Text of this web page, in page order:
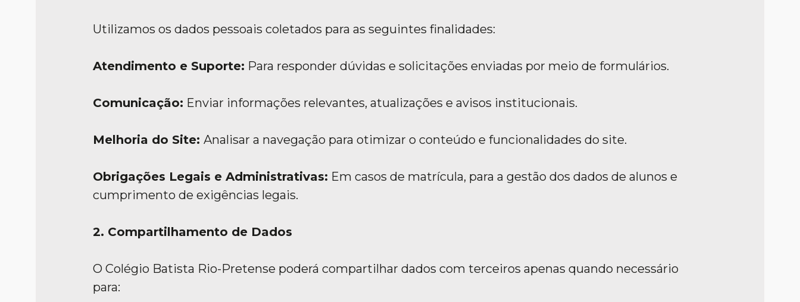
Utilizamos os dados pessoais coletados para as seguintes finalidades:
Atendimento e Suporte: Para responder dúvidas e solicitações enviadas por meio de formulários.
Comunicação: Enviar informações relevantes, atualizações e avisos institucionais.
Melhoria do Site: Analisar a navegação para otimizar o conteúdo e funcionalidades do site.
Obrigações Legais e Administrativas: Em casos de matrícula, para a gestão dos dados de alunos e
cumprimento de exigências legais.
2. Compartilhamento de Dados
O Colégio Batista Rio-Pretense poderá compartilhar dados com terceiros apenas quando necessário
para: